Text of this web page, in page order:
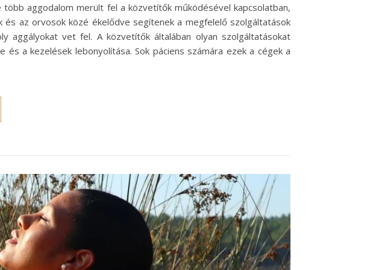
aggodalom merült fel a közvetítők működésével kapcsolatban,
és az orvosok közé ékelődve segítenek a megfelelő szolgáltatások
aggályokat vet fel. A közvetítők általában olyan szolgáltatásokat
a kezelések lebonyolítása. Sok páciens számára ezek a cégek a